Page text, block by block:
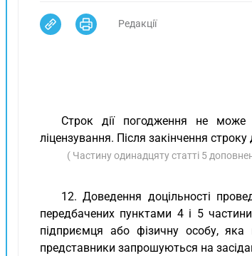
Редакції
Строк дії погодження не
ліцензування. Після закінчення
( Частину одинадцяту статті 5
12. Доведення доцільності
передбачених пунктами 4 і 5
підприємця або фізичну особу, яка
представники запрошуються на